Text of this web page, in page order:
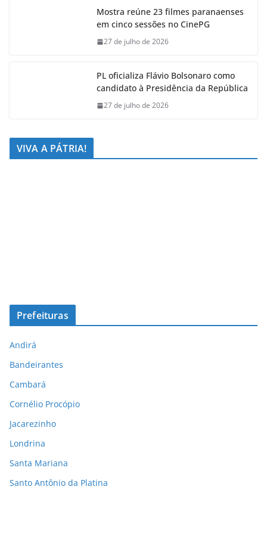
Mostra reúne 23 filmes paranaenses
em cinco sessões no CinePG
27 de julho de 2026
PL oficializa Flávio Bolsonaro como
candidato à Presidência da República
27 de julho de 2026
VIVA A PÁTRIA!
Prefeituras
Andirá
Bandeirantes
Cambará
Cornélio Procópio
Jacarezinho
Londrina
Santa Mariana
Santo Antônio da Platina